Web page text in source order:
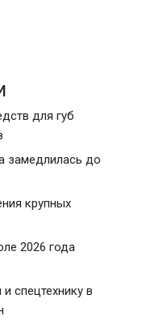
для губ
замедлилась до
крупных
2026 года
спецтехнику в